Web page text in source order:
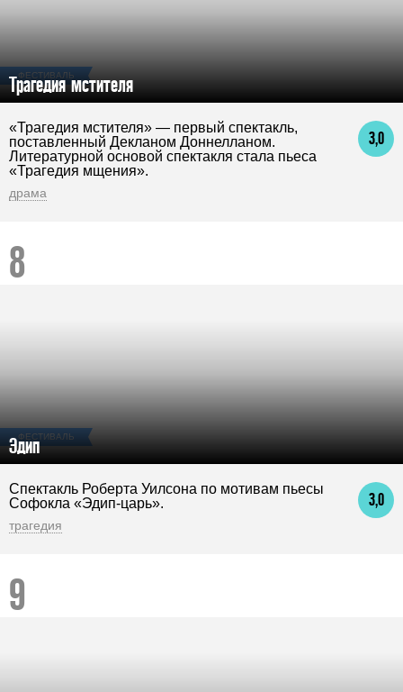
ФЕСТИВАЛЬ
Трагедия мстителя
3,0
«Трагедия мстителя» — первый спектакль,
поставленный Декланом Доннелланом.
Литературной основой спектакля стала пьеса
«Трагедия мщения».
драма
ФЕСТИВАЛЬ
Эдип
3,0
Спектакль Роберта Уилсона по мотивам пьесы
Софокла «Эдип-царь».
трагедия